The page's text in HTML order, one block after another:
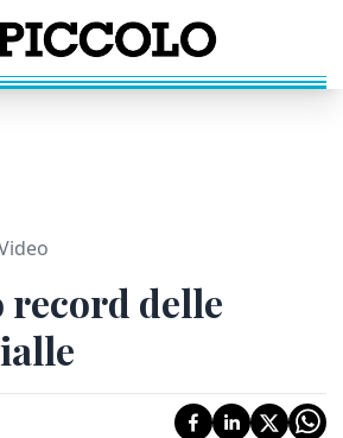
record delle